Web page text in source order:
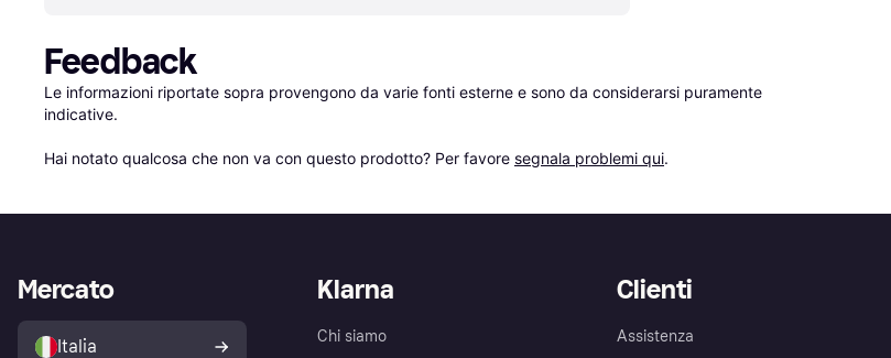
Feedback
Le informazioni riportate sopra provengono da varie fonti esterne e sono da considerarsi puramente
indicative.
Hai notato qualcosa che non va con questo prodotto? Per favore segnala problemi qui.
Klarna
Chi siamo
Clienti
Assistenza
Mercato
Italia